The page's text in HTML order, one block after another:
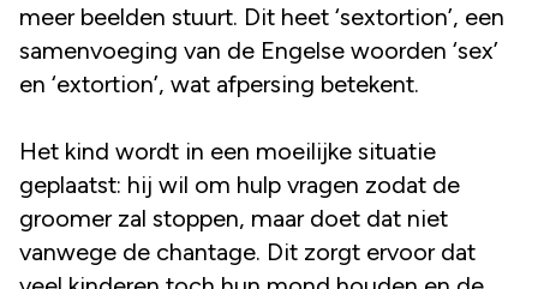
meer beelden stuurt. Dit heet ‘sextortion’, een
samenvoeging van de Engelse woorden ‘sex’
en ‘extortion’, wat afpersing betekent.
Het kind wordt in een moeilijke situatie
geplaatst: hij wil om hulp vragen zodat de
groomer zal stoppen, maar doet dat niet
vanwege de chantage. Dit zorgt ervoor dat